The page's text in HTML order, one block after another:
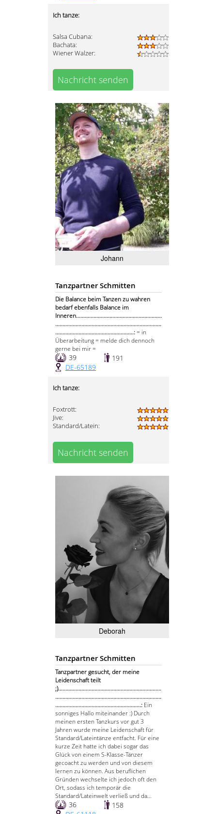
Ich tanze:
Salsa Cubana:
Bachata:
Wiener Walzer:
Nachricht senden
Johann
Tanzpartner Schmitten
Die Balance beim Tanzen zu wahren
bedarf ebenfalls Balance im
Inneren...........................................................
.........................................................................
......................................................:= in
Überarbeitung = melde dich dennoch
gerne bei mir =
39
191
DE-65189
Ich tanze:
Foxtrott:
Jive:
Standard/Latein:
Nachricht senden
Deborah
Tanzpartner Schmitten
Tanzpartner gesucht, der meine
Leidenschaft teilt
;).......................................................................
.........................................................................
...........................................................: Ein
sonniges Hallo miteinander :) Durch
meinen ersten Tanzkurs vor gut 3
Jahren wurde meine Leidenschaft für
Standard/Lateintänze entfacht. Für eine
kurze Zeit hatte ich dabei sogar das
Glück von einem S-Klasse-Tänzer
gecoacht zu werden und von diesem
lernen zu können. Aus beruflichen
Gründen wechselte ich jedoch oft den
Ort, sodass ich temporär die
Standard/Lateinwelt verließ und da...
36
158